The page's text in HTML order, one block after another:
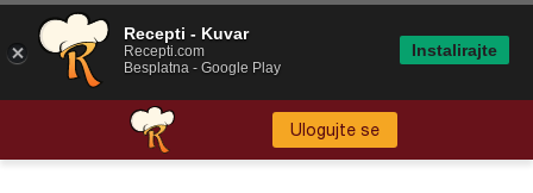
Ulogujte se
Recepti - Kuvar
Recepti.com
Besplatna - Google Play
Instalirajte